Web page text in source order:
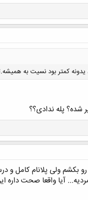
کمتر بود نسیت به
کلیک
پله ندادی؟؟
ولی پلانام کامل و
آیا واقعا صحت داره